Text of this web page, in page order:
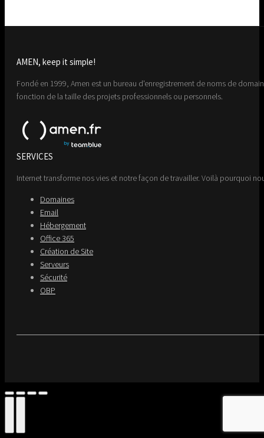
AMEN, keep it simple!
Fondé en 1999, Amen est un bureau d'enregistrement de noms de
fonction de la taille des projets professionnels ou personnels.
SERVICES
Internet transforme nos vies et notre façon de travailler. Voilà pourquoi
Domaines
Email
Hébergement
Office 365
Création de Site
Serveurs
Sécurité
OBP
Go